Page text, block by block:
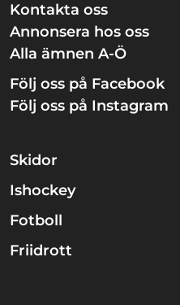
Kontakta oss
Annonsera hos oss
Alla ämnen A-Ö
Följ oss på Facebook
Följ oss på Instagram
Skidor
Ishockey
Fotboll
Friidrott